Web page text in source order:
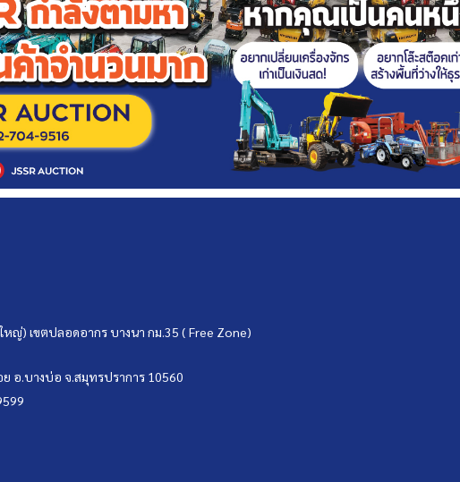
ญ่) เขตปลอดอากร บางนา กม.35 ( Free Zone)
อ.บางบ่อ จ.สมุทรปราการ 10560